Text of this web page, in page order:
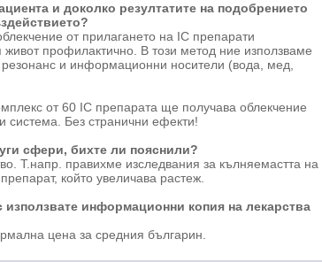
и доколко резултатите на подобрението
от прилагането на IC препарати
профилактично. В този метод ние използваме
и информационни носители (вода, мед,
от 60 IC препарата ще получава облекчение
система. Без странични ефекти!
сфери, бихте ли пояснили?
Т.напр. правихме изследвания за кълняемастта на
който увеличава растеж.
информационни копия на лекарства
цена за средния българин.